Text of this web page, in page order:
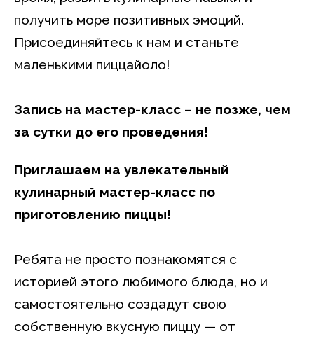
получить море позитивных эмоций.
Присоединяйтесь к нам и станьте
маленькими пиццайоло!
Запись на мастер-класс – не позже, чем
за сутки до его проведения!
Приглашаем на увлекательный
кулинарный мастер-класс по
приготовлению пиццы!
Ребята не просто познакомятся с
историей этого любимого блюда, но и
самостоятельно создадут свою
собственную вкусную пиццу — от